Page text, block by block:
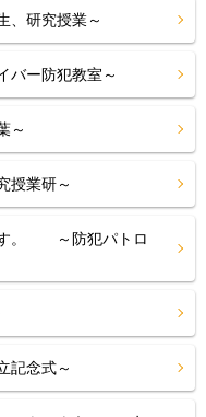
研究授業～
ー防犯教室～
～
業研～
す。 ～防犯パトロ
念式～